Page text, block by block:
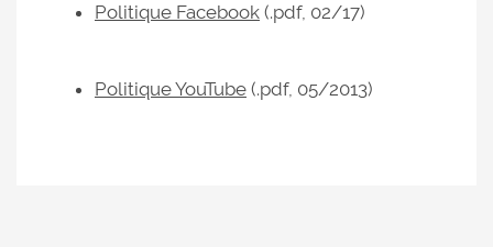
Politique Facebook (.pdf, 02/17)
Politique YouTube (.pdf, 05/2013)